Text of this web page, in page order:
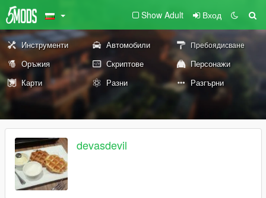
Show Adult Вход
Инструменти Автомобили Пребоядисване
Оръжия Скриптове
Персонажи
Карти
Разни Разгърни
devasdevil